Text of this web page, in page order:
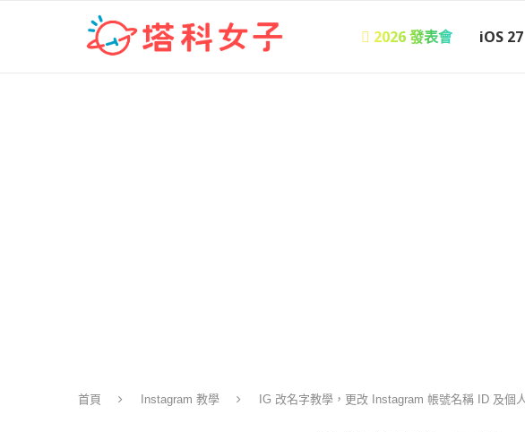
 2026 發表會 iOS 27
首頁 Instagram 教學 IG 改名字教學，更改 Instagram 帳號名稱 ID 及個